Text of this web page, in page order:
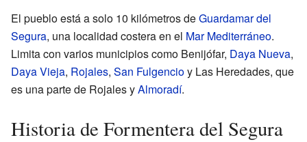
El pueblo está a solo 10 kilómetros deGuardamar del
Segura, una localidad costera en el Mar Mediterráneo.
Limita con varios municipios como Benijófar, Daya Nueva,
Daya Vieja, Rojales, San Fulgencioy Las Heredades, que
es una parte de Rojales yAlmoradí.
Historia de Formentera del Segura